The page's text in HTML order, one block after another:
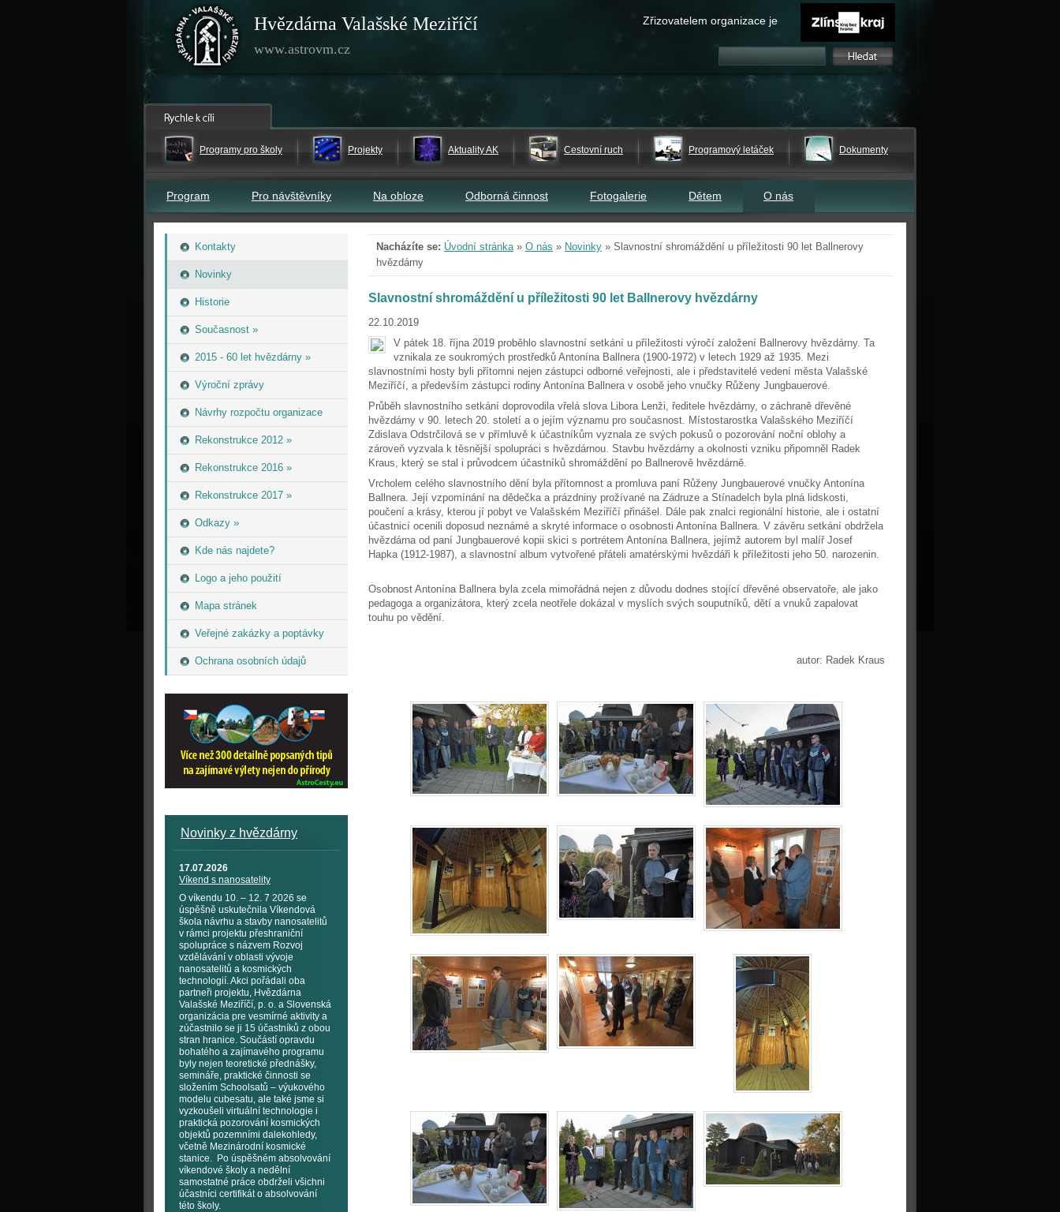
Hvězdárna Valašské Meziříčí
www.astrovm.cz
Zřizovatelem organizace je
Programy pro školy Projekty Aktuality AK Cestovní ruch Programový letáček Dokumenty
Program Pro návštěvníky Na obloze Odborná činnost Fotogalerie Dětem O nás
Kontakty
Novinky
Historie
Současnost »
2015 - 60 let hvězdárny »
Výroční zprávy
Návrhy rozpočtu organizace
Rekonstrukce 2012 »
Rekonstrukce 2016 »
Rekonstrukce 2017 »
Odkazy »
Kde nás najdete?
Logo a jeho použití
Mapa stránek
Veřejné zakázky a poptávky
Ochrana osobních údajů
Novinky z hvězdárny
17.07.2026
Víkend s nanosatelity
O víkendu 10. – 12. 7 2026 se
úspěšně uskutečnila Víkendová
škola návrhu a stavby nanosatelitů
v rámci projektu přeshraniční
spolupráce s názvem Rozvoj
vzdělávání v oblasti vývoje
nanosatelitů a kosmických
technologií. Akci pořádali oba
partneři projektu, Hvězdárna
Valašské Meziříčí, p. o. a Slovenská
organizácia pre vesmírné aktivity a
zúčastnilo se ji 15 účastníků z obou
stran hranice. Součástí opravdu
bohatého a zajímavého programu
byly nejen teoretické přednášky,
semináře, praktické činnosti se
složením Schoolsatů – výukového
modelu cubesatu, ale také jsme si
vyzkoušeli virtuální technologie i
praktická pozorování kosmických
objektů pozemními dalekohledy,
včetně Mezinárodní kosmické
stanice. Po úspěšném absolvování
víkendové školy a nedělní
samostatné práce obdrželi všichni
účastníci certifikát o absolvování
této školy.
Nacházíte se: Úvodní stránka» O nás » Novinky » Slavnostní shromáždění u příležitosti 90 let Ballnerovy
hvězdárny
Slavnostní shromáždění u příležitosti 90 let Ballnerovy hvězdárny
22.10.2019
V pátek 18. října 2019 proběhlo slavnostní setkání u příležitosti výročí založení Ballnerovy hvězdárny. Ta
vznikala ze soukromých prostředků Antonína Ballnera (1900-1972) v letech 1929 až 1935. Mezi
slavnostními hosty byli přítomni nejen zástupci odborné veřejnosti, ale i představitelé vedení města Valašské
Meziříčí, a především zástupci rodiny Antonína Ballnera v osobě jeho vnučky Růženy Jungbauerové.
Průběh slavnostního setkání doprovodila vřelá slova Libora Lenži, ředitele hvězdárny, o záchraně dřevěné
hvězdárny v 90. letech 20. století a o jejím významu pro současnost. Místostarostka Valašského Meziříčí
Zdislava Odstrčilová se v přímluvě k účastníkům vyznala ze svých pokusů o pozorování noční oblohy a
zároveň vyzvala k těsnější spolupráci s hvězdárnou. Stavbu hvězdárny a okolnosti vzniku připomněl Radek
Kraus, který se stal i průvodcem účastníků shromáždění po Ballnerově hvězdárně.
Vrcholem celého slavnostního dění byla přítomnost a promluva paní Růženy Jungbauerové vnučky Antonína
Ballnera. Její vzpomínání na dědečka a prázdniny prožívané na Zádruze a Stínadelch byla plná lidskosti,
poučení a krásy, kterou jí pobyt ve Valašském Meziříčí přinášel. Dále pak znalci regionální historie, ale i ostatní
účastnicí ocenili doposud neznámé a skryté informace o osobnosti Antonína Ballnera. V závěru setkání obdržela
hvězdárna od paní Jungbauerové kopii skici s portrétem Antonína Ballnera, jejímž autorem byl malíř Josef
Hapka (1912-1987), a slavnostní album vytvořené přáteli amatérskými hvězdáři k příležitosti jeho 50. narozenin.
Osobnost Antonína Ballnera byla zcela mimořádná nejen z důvodu dodnes stojící dřevěné observatoře, ale jako
pedagoga a organizátora, který zcela neotřele dokázal v myslích svých souputníků, dětí a vnuků zapalovat
touhu po vědění.
autor: Radek Kraus